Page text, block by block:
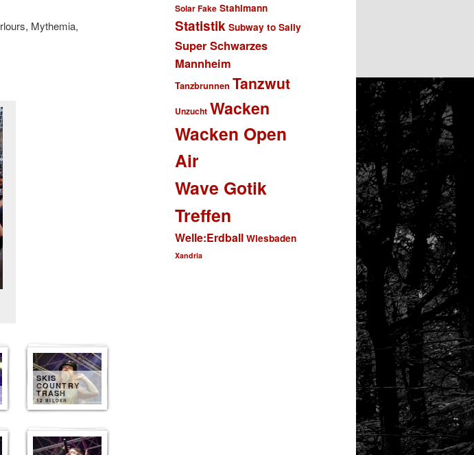
Mythemia,
SKIS
COUNTRY
TRASH
12 BILDER
Solar Fake Stahlmann
Statistik Subway to Sally
Super Schwarzes
Mannheim
Tanzbrunnen Tanzwut
Unzucht Wacken
Wacken Open
Air
Wave Gotik
Treffen
Welle:Erdball Wiesbaden
Xandria